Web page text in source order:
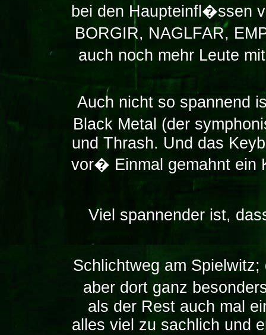
bei den Haupteinfl�ssen
BORGIR, NAGLFAR,
auch noch mehr Leute
Auch nicht so spannend
Black Metal (der
und Thrash. Und das
vor� Einmal gemahnt ein
Viel spannender ist,
Schlichtweg am
aber dort ganz
als der Rest auch mal
alles viel zu sachlich und